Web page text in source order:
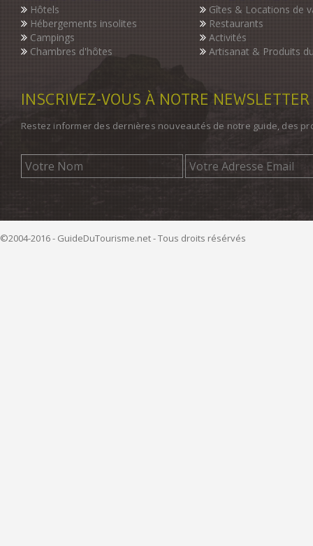
Hôtels
Hébergements insolites
Campings
Chambres d'hôtes
Gîtes & Locations de
Restaurants
Activités
Artisanat & Produits
INSCRIVEZ-VOUS À NOTRE NEWSLETTER
Restez informer des dernières nouveautés de notre guide, des
©2004-2016 - GuideDuTourisme.net - Tous droits résérvés